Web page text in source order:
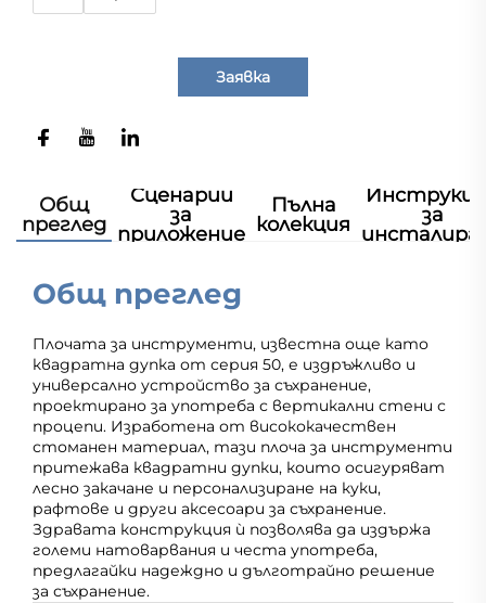
Заявка
Общ
преглед
Сценарии
за
приложение
Пълна
колекция
за
Общ преглед
Плочата за инструменти, известна още като
квадратна дупка от серия 50, е издръжливо и
универсално устройство за съхранение,
проектирано за употреба с вертикални стени с
процепи. Изработена от висококачествен
стоманен материал, тази плоча за инструменти
притежава квадратни дупки, които осигуряват
лесно закачане и персонализиране на куки,
рафтове и други аксесоари за съхранение.
Здравата конструкция ѝ позволява да издържа
големи натоварвания и честа употреба,
предлагайки надеждно и дълготрайно решение
за съхранение.